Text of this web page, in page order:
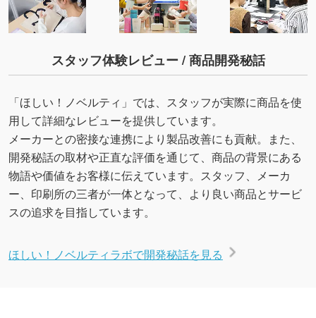
スタッフ体験レビュー / 商品開発秘話
「ほしい！ノベルティ」では、スタッフが実際に商品を使
用して詳細なレビューを提供しています。
メーカーとの密接な連携により製品改善にも貢献。また、
開発秘話の取材や正直な評価を通じて、商品の背景にある
物語や価値をお客様に伝えています。スタッフ、メーカ
ー、印刷所の三者が一体となって、より良い商品とサービ
スの追求を目指しています。
ほしい！ノベルティラボで開発秘話を見る